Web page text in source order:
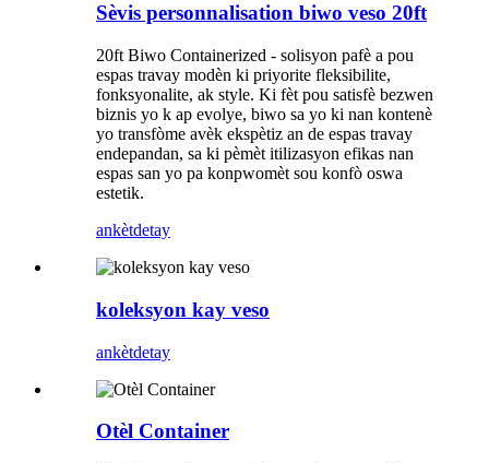
Sèvis personnalisation biwo veso 20ft
20ft Biwo Containerized - solisyon pafè a pou
espas travay modèn ki priyorite fleksibilite,
fonksyonalite, ak style. Ki fèt pou satisfè bezwen
biznis yo k ap evolye, biwo sa yo ki nan kontenè
yo transfòme avèk ekspètiz an de espas travay
endepandan, sa ki pèmèt itilizasyon efikas nan
espas san yo pa konpwomèt sou konfò oswa
estetik.
ankètdetay
koleksyon kay veso
ankètdetay
Otèl Container